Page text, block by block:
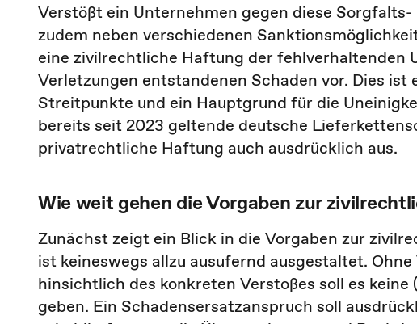
Verstößt ein Unternehmen gegen diese
zudem neben verschiedenen
eine zivilrechtliche Haftung der fehlverhaltenden
Verletzungen entstandenen Schaden vor. Dies
Streitpunkte und ein Hauptgrund für die
bereits seit 2023 geltende deutsche
privatrechtliche Haftung auch ausdrücklich aus.
Wie weit gehen die Vorgaben zur
Zunächst zeigt ein Blick in die Vorgaben zur
ist keineswegs allzu ausufernd ausgestaltet.
hinsichtlich des konkreten Verstoßes soll es
geben. Ein Schadensersatzanspruch soll